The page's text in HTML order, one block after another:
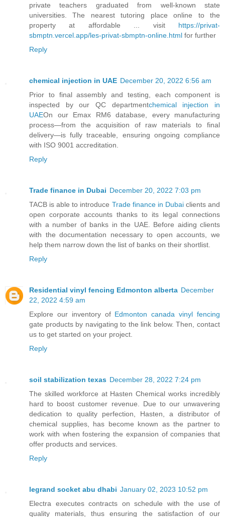
private teachers graduated from well-known state
universities. The nearest tutoring place online to the
property at affordable ... visit https://privat-
sbmptn.vercel.app/les-privat-sbmptn-online.html for further
Reply
chemical injection in UAE December 20, 2022 6:56 am
Prior to final assembly and testing, each component is
inspected by our QC departmentchemical injection in
UAEOn our Emax RM6 database, every manufacturing
process—from the acquisition of raw materials to final
delivery—is fully traceable, ensuring ongoing compliance
with ISO 9001 accreditation.
Reply
Trade finance in Dubai December 20, 2022 7:03 pm
TACB is able to introduce Trade finance in Dubaiclients and
open corporate accounts thanks to its legal connections
with a number of banks in the UAE. Before aiding clients
with the documentation necessary to open accounts, we
help them narrow down the list of banks on their shortlist.
Reply
Residential vinyl fencing Edmonton alberta December
22, 2022 4:59 am
Explore our inventory of Edmonton canada vinyl fencing
gate products by navigating to the link below. Then, contact
us to get started on your project.
Reply
soil stabilization texas December 28, 2022 7:24 pm
The skilled workforce at Hasten Chemical works incredibly
hard to boost customer revenue. Due to our unwavering
dedication to quality perfection, Hasten, a distributor of
chemical supplies, has become known as the partner to
work with when fostering the expansion of companies that
offer products and services.
Reply
legrand socket abu dhabi January 02, 2023 10:52 pm
Electra executes contracts on schedule with the use of
quality materials, thus ensuring the satisfaction of our